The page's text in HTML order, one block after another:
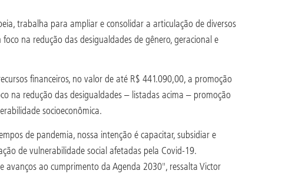
trabalha para ampliar e consolidar a articulação de diversos
na redução das desigualdades de gênero, geracional e
financeiros, no valor de até R$ 441.090,00, a promoção
na redução das desigualdades – listadas acima – promoção
socioeconômica.
de pandemia, nossa intenção é capacitar, subsidiar e
de vulnerabilidade social afetadas pela Covid-19.
avanços ao cumprimento da Agenda 2030", ressalta Victor